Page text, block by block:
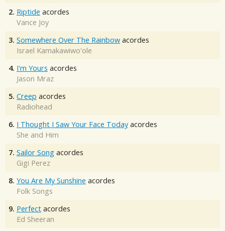
2. Riptide acordes
Vance Joy
3. Somewhere Over The Rainbow acordes
Israel Kamakawiwo'ole
4. I'm Yours acordes
Jason Mraz
5. Creep acordes
Radiohead
6. I Thought I Saw Your Face Today acordes
She and Him
7. Sailor Song acordes
Gigi Perez
8. You Are My Sunshine acordes
Folk Songs
9. Perfect acordes
Ed Sheeran